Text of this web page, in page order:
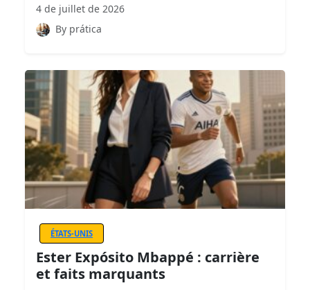
4 de juillet de 2026
By prática
ÉTATS-UNIS
Ester Expósito Mbappé : carrière
et faits marquants